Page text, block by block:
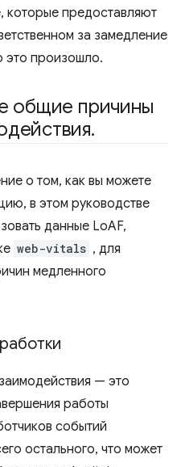
которые предоставляют
за замедление
это произошло.
общие причины
.
о том, как вы можете
в этом руководстве
данные LoAF,
web-vitals , для
медленного
— это
работы
событий
остального, что может